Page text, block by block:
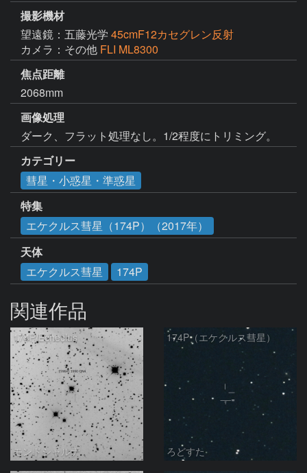
撮影機材
望遠鏡：五藤光学 45cmF12カセグレン反射
カメラ：その他 FLI ML8300
焦点距離
2068mm
画像処理
ダーク、フラット処理なし。1/2程度にトリミング。
カテゴリー
彗星・小惑星・準惑星
特集
エケクルス彗星（174P）（2017年）
天体
エケクルス彗星
174P
関連作品
174P/Echeclus
モンドシャルナ
174P（エケクルス彗星）
ろどすた